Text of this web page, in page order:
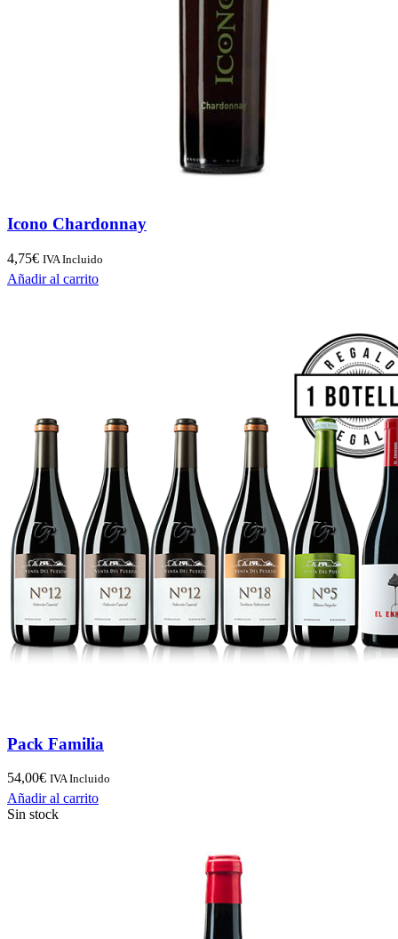
Icono Chardonnay
4,75€ IVA Incluido
Añadir al carrito
Pack Familia
54,00€ IVA Incluido
Añadir al carrito
Sin stock